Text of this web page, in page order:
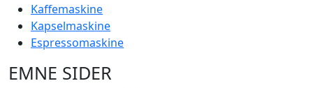
Kaffemaskine
Kapselmaskine
Espressomaskine
EMNE SIDER